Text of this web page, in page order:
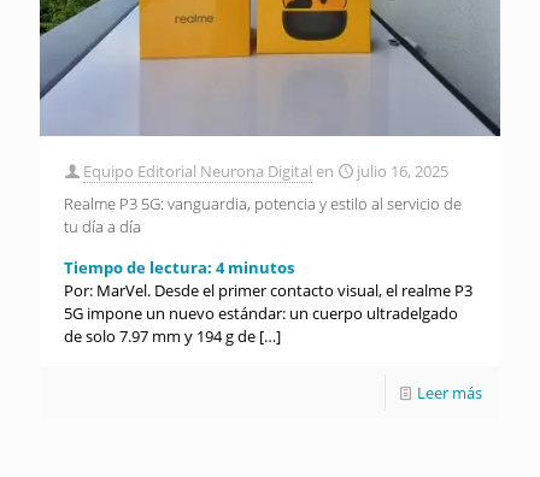
Equipo Editorial Neurona Digital en
julio 16, 2025
Realme P3 5G: vanguardia, potencia y estilo al servicio de
tu día a día
Tiempo de lectura: 4 minutos
Por: MarVel. Desde el primer contacto visual, el realme P3
5G impone un nuevo estándar: un cuerpo ultradelgado
de solo 7.97 mm y 194 g de […]
Leer más